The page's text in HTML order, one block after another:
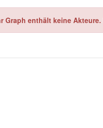
Graph enthält keine Akteure.